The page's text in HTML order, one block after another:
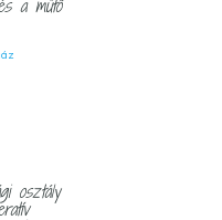
a műtő
osztály